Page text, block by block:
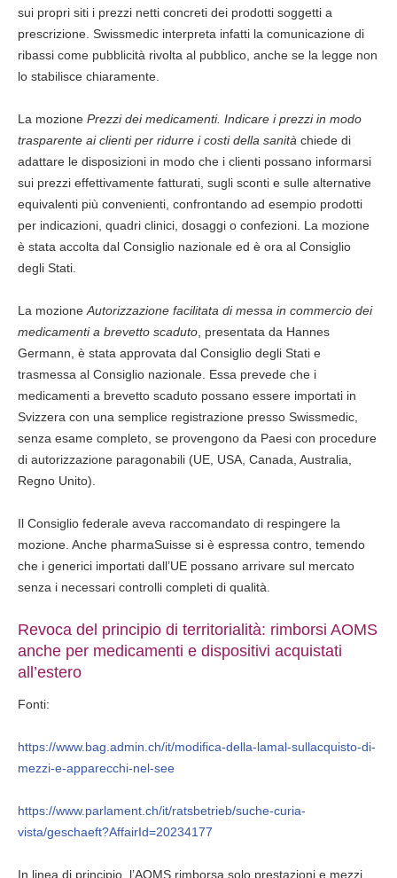
sui propri siti i prezzi netti concreti dei prodotti soggetti a
prescrizione. Swissmedic interpreta infatti la comunicazione di
ribassi come pubblicità rivolta al pubblico, anche se la legge non
lo stabilisce chiaramente.
La mozione Prezzi dei medicamenti. Indicare i prezzi in modo
trasparente ai clienti per ridurre i costi della sanità chiede di
adattare le disposizioni in modo che i clienti possano informarsi
sui prezzi effettivamente fatturati, sugli sconti e sulle alternative
equivalenti più convenienti, confrontando ad esempio prodotti
per indicazioni, quadri clinici, dosaggi o confezioni. La mozione
è stata accolta dal Consiglio nazionale ed è ora al Consiglio
degli Stati.
La mozione Autorizzazione facilitata di messa in commercio dei
medicamenti a brevetto scaduto , presentata da Hannes
Germann, è stata approvata dal Consiglio degli Stati e
trasmessa al Consiglio nazionale. Essa prevede che i
medicamenti a brevetto scaduto possano essere importati in
Svizzera con una semplice registrazione presso Swissmedic,
senza esame completo, se provengono da Paesi con procedure
di autorizzazione paragonabili (UE, USA, Canada, Australia,
Regno Unito).
Il Consiglio federale aveva raccomandato di respingere la
mozione. Anche pharmaSuisse si è espressa contro, temendo
che i generici importati dall’UE possano arrivare sul mercato
senza i necessari controlli completi di qualità.
Revoca del principio di territorialità: rimborsi AOMS
anche per medicamenti e dispositivi acquistati
all’estero
Fonti:
https://www.bag.admin.ch/it/modifica-della-lamal-sullacquisto-di-
mezzi-e-apparecchi-nel-see
https://www.parlament.ch/it/ratsbetrieb/suche-curia-
vista/geschaeft?AffairId=20234177
In linea di principio, l’AOMS rimborsa solo prestazioni e mezzi